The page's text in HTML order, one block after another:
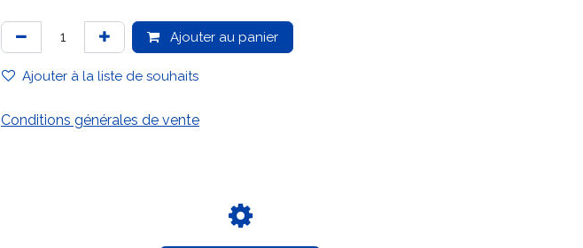
Ajouter au panier
Ajouter à la liste de souhaits
Conditions générales de vente